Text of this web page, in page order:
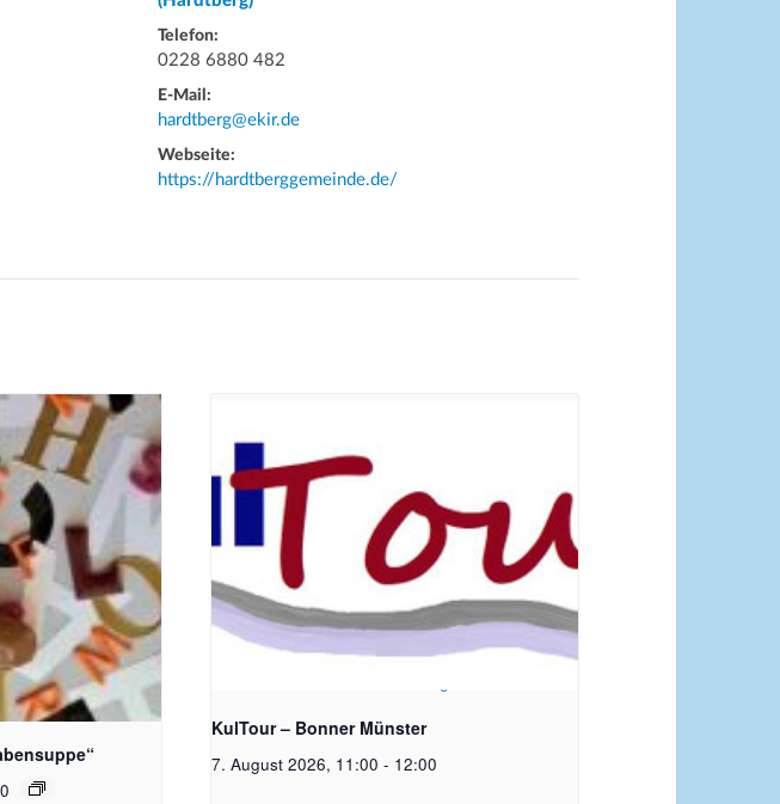
Telefon:
0228 6880 482
E-Mail:
hardtberg@ekir.de
Webseite:
https://hardtberggemeinde.de/
KulTour – Bonner Münster
7. August 2026, 11:00 - 12:00